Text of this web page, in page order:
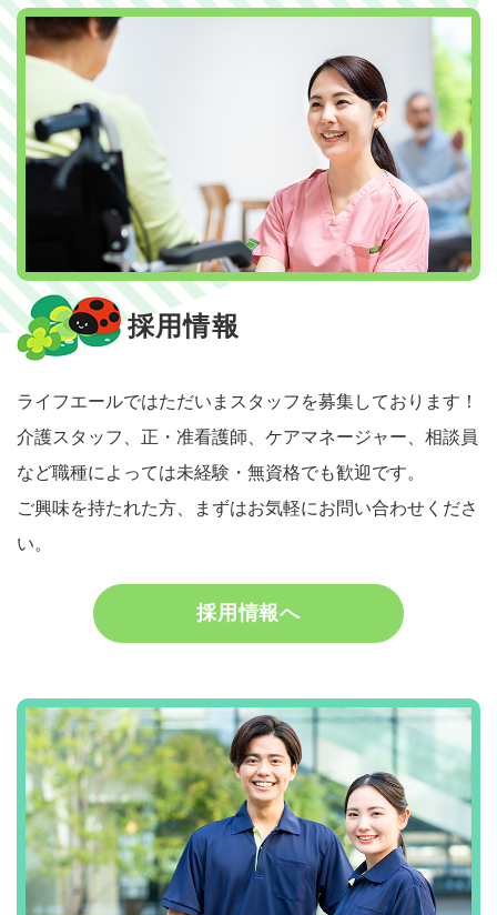
採用情報
ライフエールではただいまスタッフを募集しております！
介護スタッフ、正・准看護師、ケアマネージャー、相談員
など職種によっては未経験・無資格でも歓迎です。
ご興味を持たれた方、
まずはお気軽にお問い合わせくださ
い。
採用情報へ